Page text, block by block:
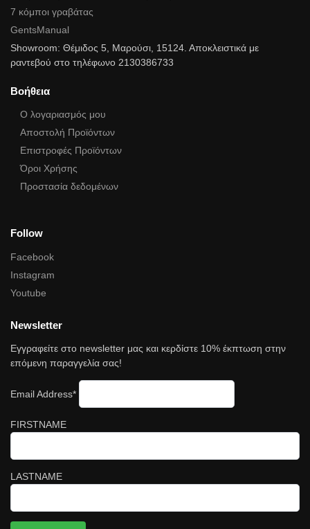
7 κόμποι γραβάτας
GentsManual
Showroom: Θέμιδος 5, Μαρούσι, 15124. Αποκλειστικά με
ραντεβού στο τηλέφωνο 2130386733
Βοήθεια
Ο λογαριασμός μου
Αποστολή Προϊόντων
Επιστροφές Προϊόντων
Όροι Χρήσης
Προστασία δεδομένων
Follow
Facebook
Instagram
Youtube
Newsletter
Εγγραφείτε στο newsletter μας και κερδίστε 10% έκπτωση στην
επόμενη παραγγελία σας!
Email Address*
FIRSTNAME
LASTNAME